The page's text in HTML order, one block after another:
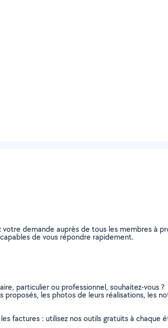
demande auprès de tous les membres à
de vous répondre rapidement.
particulier ou professionnel, souhaitez-vous ?
les photos de leurs réalisations, les
factures : utilisez nos outils gratuits à chaque